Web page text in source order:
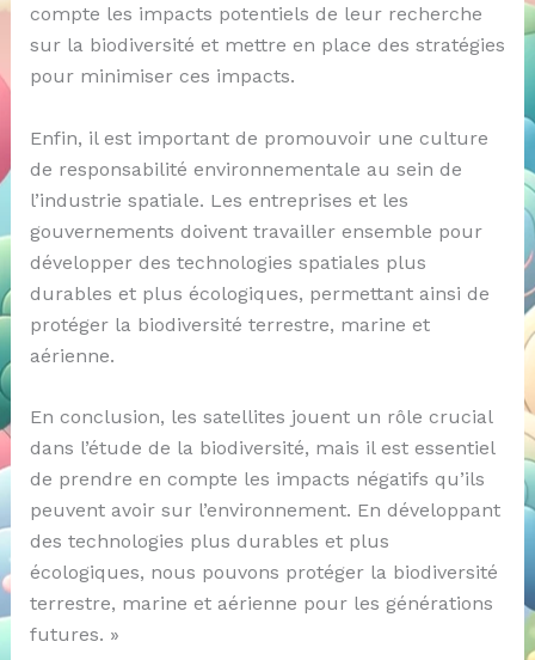
compte les impacts potentiels de leur recherche
sur la biodiversité et mettre en place des stratégies
pour minimiser ces impacts.
Enfin, il est important de promouvoir une culture
de responsabilité environnementale au sein de
l’industrie spatiale. Les entreprises et les
gouvernements doivent travailler ensemble pour
développer des technologies spatiales plus
durables et plus écologiques, permettant ainsi de
protéger la biodiversité terrestre, marine et
aérienne.
En conclusion, les satellites jouent un rôle crucial
dans l’étude de la biodiversité, mais il est essentiel
de prendre en compte les impacts négatifs qu’ils
peuvent avoir sur l’environnement. En développant
des technologies plus durables et plus
écologiques, nous pouvons protéger la biodiversité
terrestre, marine et aérienne pour les générations
futures. »